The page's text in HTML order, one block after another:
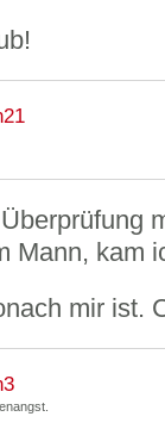
Mann, kam
mir ist.